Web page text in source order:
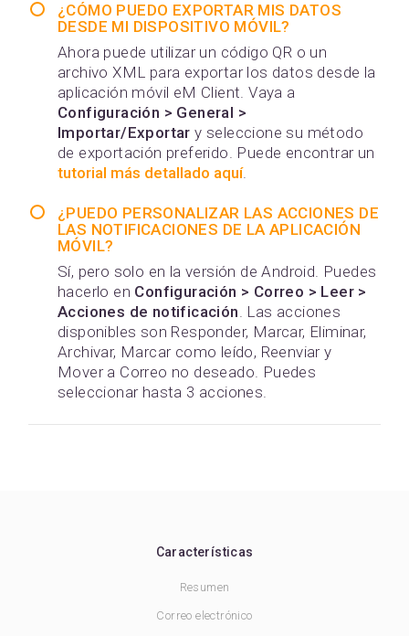
¿CÓMO PUEDO EXPORTAR MIS DATOS
DESDE MI DISPOSITIVO MÓVIL?
Ahora puede utilizar un código QR o un
archivo XML para exportar los datos desde la
aplicación móvil eM Client. Vaya a
Configuración > General >
Importar/Exportar y seleccione su método
de exportación preferido. Puede encontrar un
tutorial más detallado aquí.
¿PUEDO PERSONALIZAR LAS ACCIONES DE
LAS NOTIFICACIONES DE LA APLICACIÓN
MÓVIL?
Sí, pero solo en la versión de Android. Puedes
hacerlo en Configuración > Correo > Leer >
Acciones de notificación. Las acciones
disponibles son Responder, Marcar, Eliminar,
Archivar, Marcar como leído, Reenviar y
Mover a Correo no deseado. Puedes
seleccionar hasta 3 acciones.
Características
Resumen
Correo electrónico